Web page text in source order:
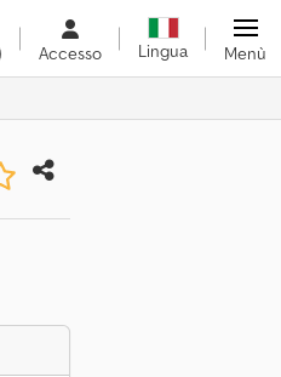
Accesso Lingua Menù